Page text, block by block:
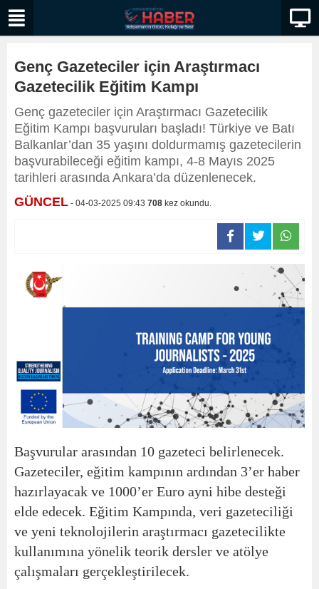
Genç Gazeteciler için Araştırmacı
Gazetecilik Eğitim Kampı
Genç gazeteciler için Araştırmacı Gazetecilik
Eğitim Kampı başvuruları başladı! Türkiye ve Batı
Balkanlar’dan 35 yaşını doldurmamış gazetecilerin
başvurabileceği eğitim kampı, 4-8 Mayıs 2025
tarihleri arasında Ankara’da düzenlenecek.
GÜNCEL - 04-03-2025 09:43 708 kez okundu.
Başvurular arasından 10 gazeteci belirlenecek.
Gazeteciler, eğitim kampının ardından 3’er haber
hazırlayacak ve 1000’er Euro ayni hibe desteği
elde edecek. Eğitim Kampında, veri gazeteciliği
ve yeni teknolojilerin araştırmacı gazetecilikte
kullanımına yönelik teorik dersler ve atölye
çalışmaları gerçekleştirilecek.